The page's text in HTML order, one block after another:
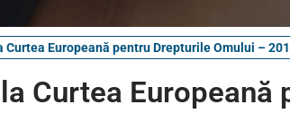
Curtea Europeană pentru Drepturile Omului –
Curtea